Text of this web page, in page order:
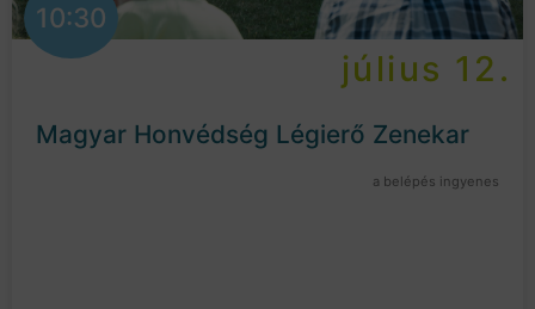
10:30
július 12.
Magyar Honvédség Légierő Zenekar
a belépés ingyenes